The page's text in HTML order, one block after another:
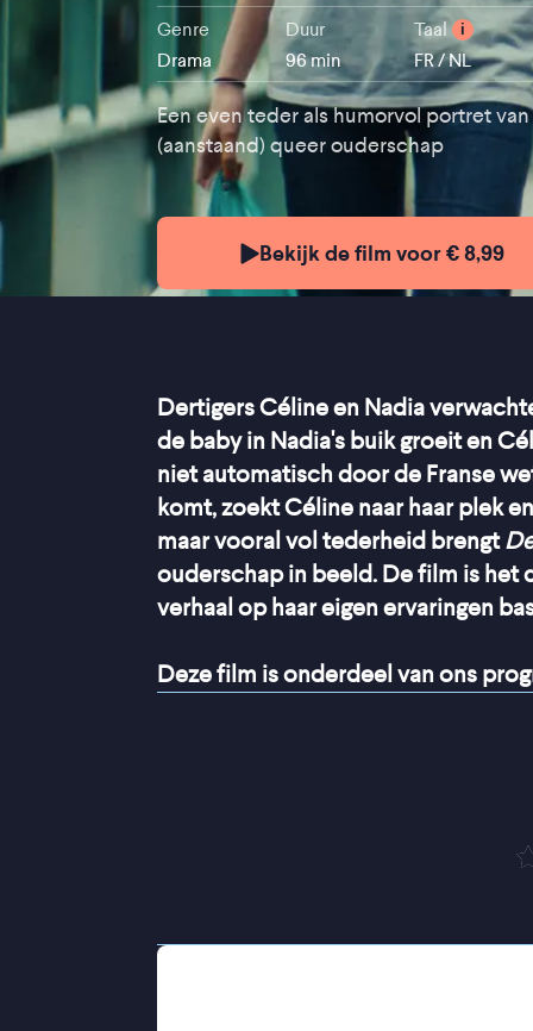
Genre
Drama
Duur
96 min
Taal i
FR / NL
Een even teder als humorvol portret van
(aanstaand) queer ouderschap
Bekijk de film voor € 8,99
Dertigers Céline en Nadia
de baby in Nadia's buik groeit en
niet automatisch door de Franse
komt, zoekt Céline naar haar plek
maar vooral vol tederheid brengt
ouderschap in beeld. De film is het
verhaal op haar eigen ervaringen
Deze film is onderdeel van ons
Céline kijkt uit naar de komst van